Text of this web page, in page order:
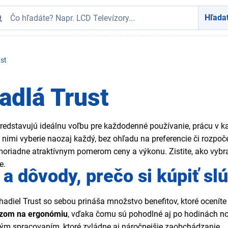
Trust
ideálnu voľbu pre každodenné používanie, prácu v
vyberie naozaj každý, bez ohľadu na preferencie či
atraktívnym pomerom ceny a výkonu. Zistite, ako
dôvody, prečo si kúpiť
Trust so sebou prináša množstvo benefitov, ktoré
na ergonómiu, vďaka čomu sú pohodlné aj po hodinách